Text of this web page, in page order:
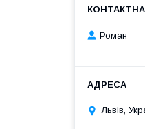
Роман
Львів,